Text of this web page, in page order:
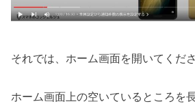
それでは、ホーム画面を開いてくださ
ホーム画面上の空いているところを